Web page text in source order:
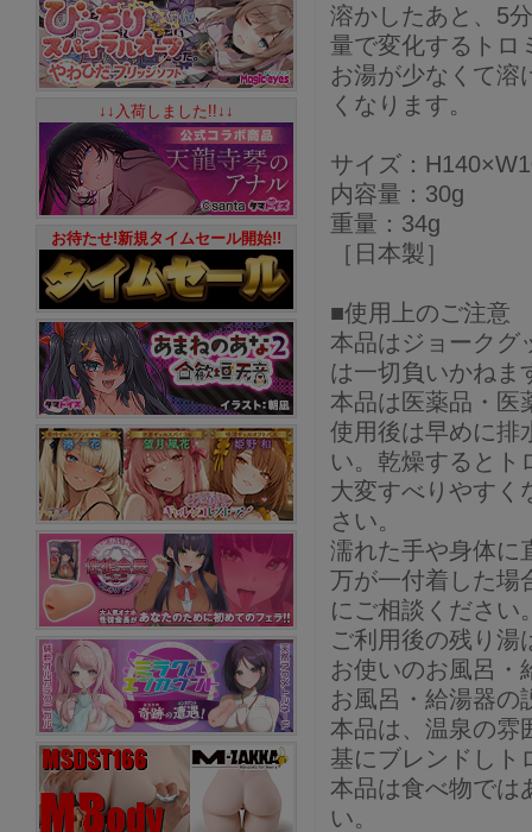
溶かしたあと、5
量で変化するトロ
お湯が少なくて溶
くなります。
サイズ：
内容量：30g
重量：34g
［日本製］
■使用上のご注意
本品はジョークグ
は一切負いかねま
本品は医薬品・医
使用後は早めに排
い。乾燥するとト
大変すべりやすく
さい。
濡れた手や身体に
万が一付着した場
にご相談ください
ご利用後の残り湯
お使いのお風呂・
お風呂・給湯器の
本品は、温泉の雰
基にブレンドしト
本品は食べ物では
い。
↓↓入荷しました!!↓↓
お待たせ!新規タイムセール開始!!